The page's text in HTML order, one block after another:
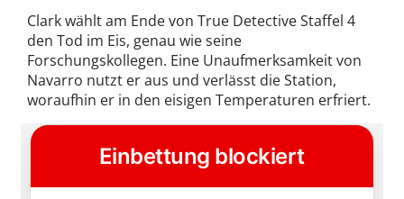
Clark wählt am Ende von True Detective Staffel 4
den Tod im Eis, genau wie seine
Forschungskollegen. Eine Unaufmerksamkeit von
Navarro nutzt er aus und verlässt die Station,
woraufhin er in den eisigen Temperaturen erfriert.